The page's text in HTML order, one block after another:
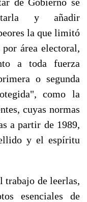
y añadir
la que limitó
área electoral,
a toda fuerza
o segunda
como la
cuyas normas
a partir de 1989,
y el espíritu
trabajo de leerlas,
esenciales de